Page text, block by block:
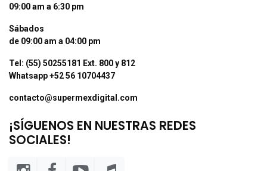
09:00 am a 6:30 pm
Sábados
de 09:00 am a 04:00 pm
Tel: (55) 50255181 Ext. 800 y 812
Whatsapp +52 56 10704437
contacto@supermexdigital.com
¡SÍGUENOS EN NUESTRAS REDES
SOCIALES!